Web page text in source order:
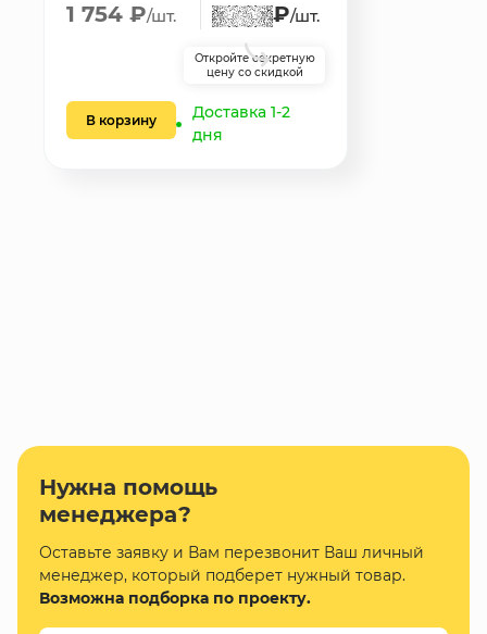
1 754 ₽/шт. ₽/шт.
Откройте секретную
цену со скидкой
В корзину
Доставка 1-2
дня
Нужна помощь
менеджера?
Оставьте заявку и Вам перезвонит Ваш личный
менеджер, который подберет нужный товар.
Возможна подборка по проекту.